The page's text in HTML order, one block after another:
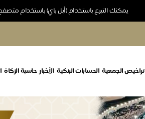
يمكنك التبرع باستخدام (أبل باي) باستخدام
تراخيص الجمعية الحسابات البنكية الأخبار حاسبة الزكاة